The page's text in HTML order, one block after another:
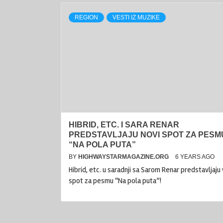
REGION VESTI IZ MUZIKE
HIBRID, ETC. I SARA RENAR
PREDSTAVLJAJU NOVI SPOT ZA
“NA POLA PUTA”
BY HIGHWAYSTARMAGAZINE.ORG 6 YEARS AGO
Hibrid, etc. u saradnji sa Sarom Renar predstavljaju
spot za pesmu “Na pola puta”!